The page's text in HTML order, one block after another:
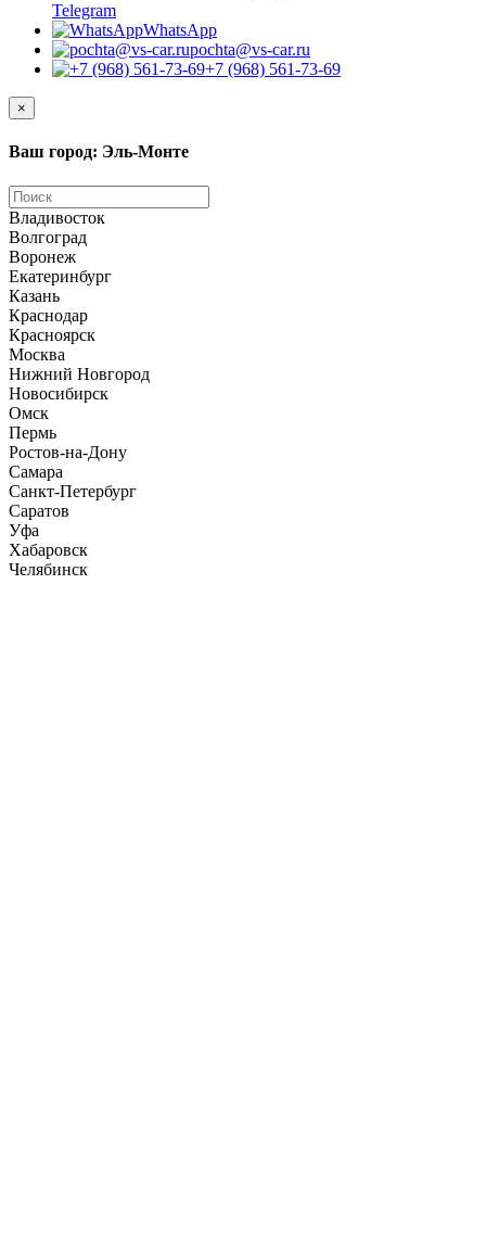
Telegram
WhatsApp
pochta@vs-car.ru
+7 (968) 561-73-69
×
Ваш город: Эль-Монте
Владивосток
Волгоград
Воронеж
Екатеринбург
Казань
Краснодар
Красноярск
Москва
Нижний Новгород
Новосибирск
Омск
Пермь
Ростов-на-Дону
Самара
Санкт-Петербург
Саратов
Уфа
Хабаровск
Челябинск